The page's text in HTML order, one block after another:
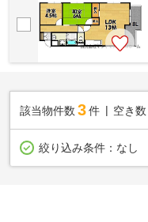
該当物件数 3件 空き数
絞り込み条件： なし